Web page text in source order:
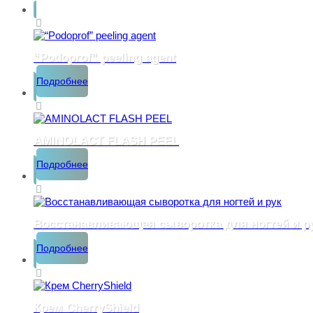
“Podoprof” peeling agent
Подробнее
AMINOLACT FLASH PEEL
Подробнее
Восстанавливающая сыворотка для ногтей и
Подробнее
Крем CherryShield